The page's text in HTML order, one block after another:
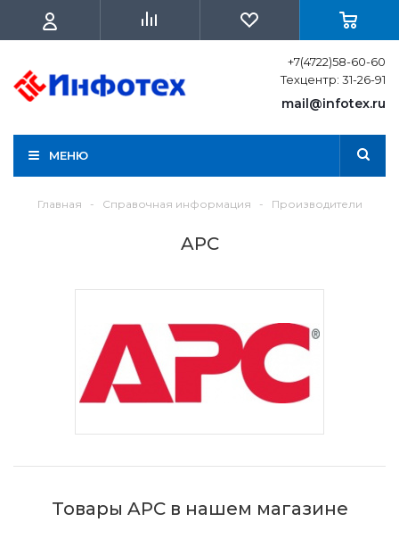
+7(4722)58-60-60
Техцентр: 31-26-91
mail@infotex.ru
МЕНЮ
Главная - Справочная информация - Производители
APC
Товары APC в нашем магазине